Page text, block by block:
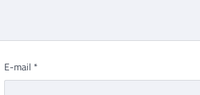
E-mail *